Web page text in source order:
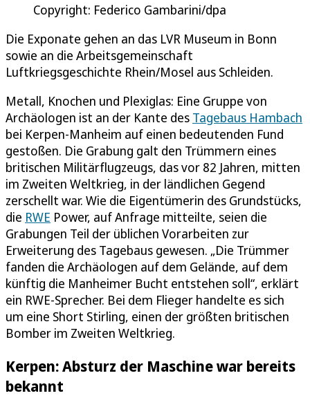
Copyright: Federico Gambarini/dpa
Die Exponate gehen an das LVR Museum in Bonn
sowie an die Arbeitsgemeinschaft
Luftkriegsgeschichte Rhein/Mosel aus Schleiden.
Metall, Knochen und Plexiglas: Eine Gruppe von
Archäologen ist an der Kante des Tagebaus Hambach
bei Kerpen-Manheim auf einen bedeutenden Fund
gestoßen. Die Grabung galt den Trümmern eines
britischen Militärflugzeugs, das vor 82 Jahren, mitten
im Zweiten Weltkrieg, in der ländlichen Gegend
zerschellt war. Wie die Eigentümerin des Grundstücks,
die RWE Power, auf Anfrage mitteilte, seien die
Grabungen Teil der üblichen Vorarbeiten zur
Erweiterung des Tagebaus gewesen. „Die Trümmer
fanden die Archäologen auf dem Gelände, auf dem
künftig die Manheimer Bucht entstehen soll“, erklärt
ein RWE-Sprecher. Bei dem Flieger handelte es sich
um eine Short Stirling, einen der größten britischen
Bomber im Zweiten Weltkrieg.
Kerpen: Absturz der Maschine war bereits
bekannt